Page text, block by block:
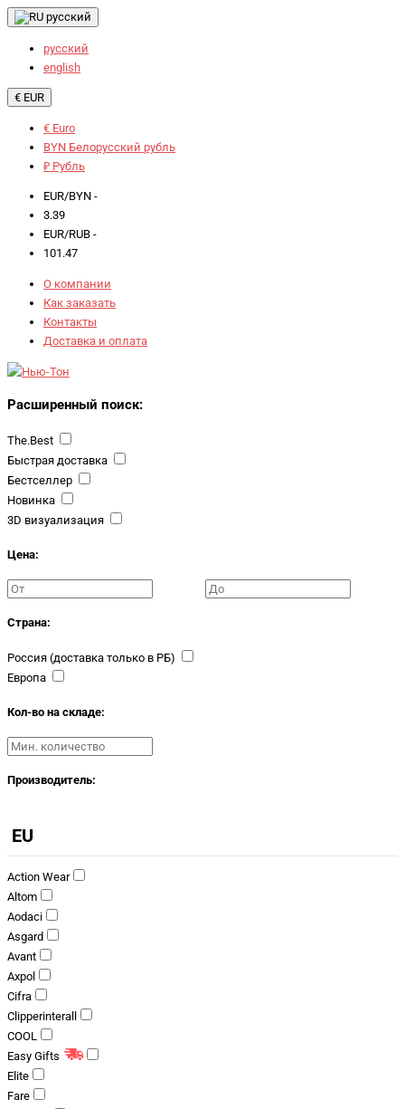
русский
русский
english
€ EUR
€ Euro
BYN Белорусский рубль
₽ Рубль
EUR/BYN -
3.39
EUR/RUB -
101.47
О компании
Как заказать
Контакты
Доставка и оплата
Расширенный поиск:
The.Best
Быстрая доставка
Бестселлер
Новинка
3D визуализация
Цена:
Страна:
Россия (доставка только в РБ)
Европа
Кол-во на складе:
Производитель:
EU
Action Wear
Altom
Aodaci
Asgard
Avant
Axpol
Cifra
Clipperinterall
COOL
Easy Gifts
Elite
Fare